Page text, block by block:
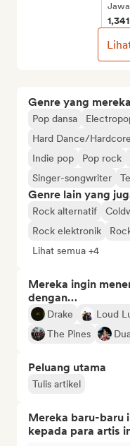
Genre yang
Pop dansa
Hard Dance/
Indie pop
Pop rock
Singer-songwriter
Genre lain yang
Rock alternatif
Rock elektronik
Lihat semua +4
Mereka ingin
dengan…
Drake Loud
The Pines
Peluang utama
Tulis artikel
Mereka baru-baru
kepada para artis
1,341